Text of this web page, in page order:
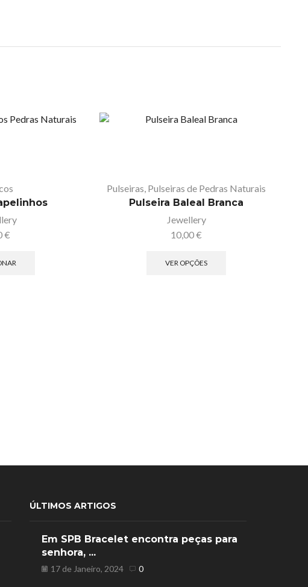
€
Pulseiras, Pulseiras de Pedras Naturais
Pulseira Baleal Branca
Jewellery
10,00€
VER OPÇÕES
ÚLTIMOS ARTIGOS
Em SPB Bracelet encontra peças para
senhora, ...
17 de Janeiro, 2024 0